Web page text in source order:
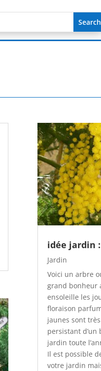
idée jardin
Jardin
Voici un arbre
grand bonheur
ensoleille les
floraison
jaunes sont
persistant d’un
jardin toute
Il est possible
votre jardin